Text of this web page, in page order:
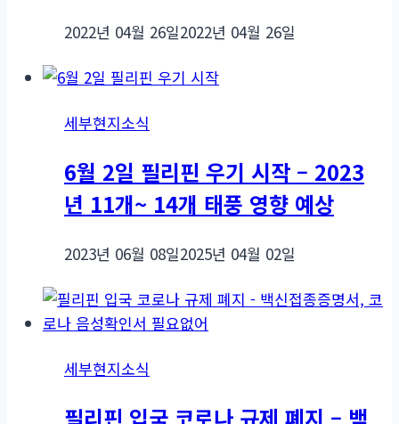
2022년 04월 26일2022년 04월 26일
세부현지소식
6월 2일 필리핀 우기 시작 – 2023
년 11개~ 14개 태풍 영향 예상
2023년 06월 08일2025년 04월 02일
세부현지소식
필리핀 입국 코로나 규제 폐지 – 백